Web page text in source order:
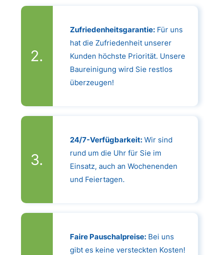
Zufriedenheitsgarantie:Für uns
hat die Zufriedenheit unserer
Kunden höchste Priorität. Unsere
Baureinigung wird Sie restlos
überzeugen!
24/7-Verfügbarkeit:Wir sind
rund um die Uhr für Sie im
Einsatz, auch an Wochenenden
und Feiertagen.
Faire Pauschalpreise:Bei uns
gibt es keine versteckten Kosten!